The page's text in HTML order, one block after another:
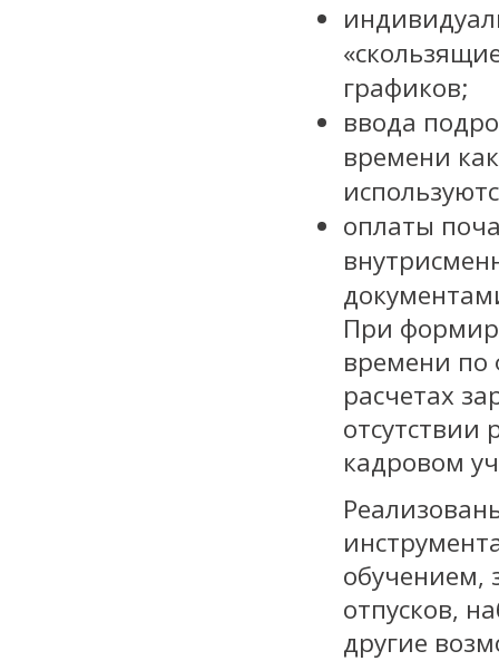
графиков;
ввода
времени
оплаты
При
времени по
расчетах
отсутствии
кадровом
обучением,
отпусков,
другие